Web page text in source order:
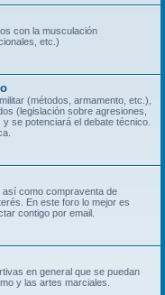
con la musculación
etc.)
(métodos, armamento, etc.),
(legislación sobre agresiones,
se potenciará el debate técnico.
como compraventa de
En este foro lo mejor es
contigo por email.
en general que se puedan
y las artes marciales.